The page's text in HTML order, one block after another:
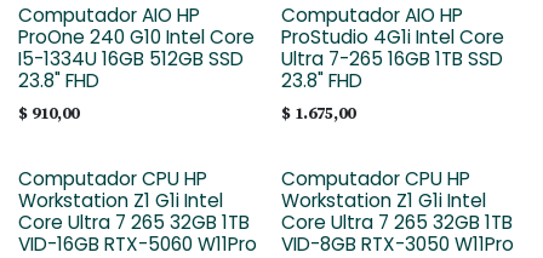
Computador AIO HP
ProOne 240 G10 Intel Core
I5-1334U 16GB 512GB SSD
23.8" FHD
$ 910,00
Computador AIO HP
ProStudio 4G1i Intel Core
Ultra 7-265 16GB 1TB SSD
23.8" FHD
$ 1.675,00
Computador CPU HP
Workstation Z1 G1i Intel
Core Ultra 7 265 32GB 1TB
VID-16GB RTX-5060 W11Pro
Computador CPU HP
Workstation Z1 G1i Intel
Core Ultra 7 265 32GB 1TB
VID-8GB RTX-3050 W11Pro